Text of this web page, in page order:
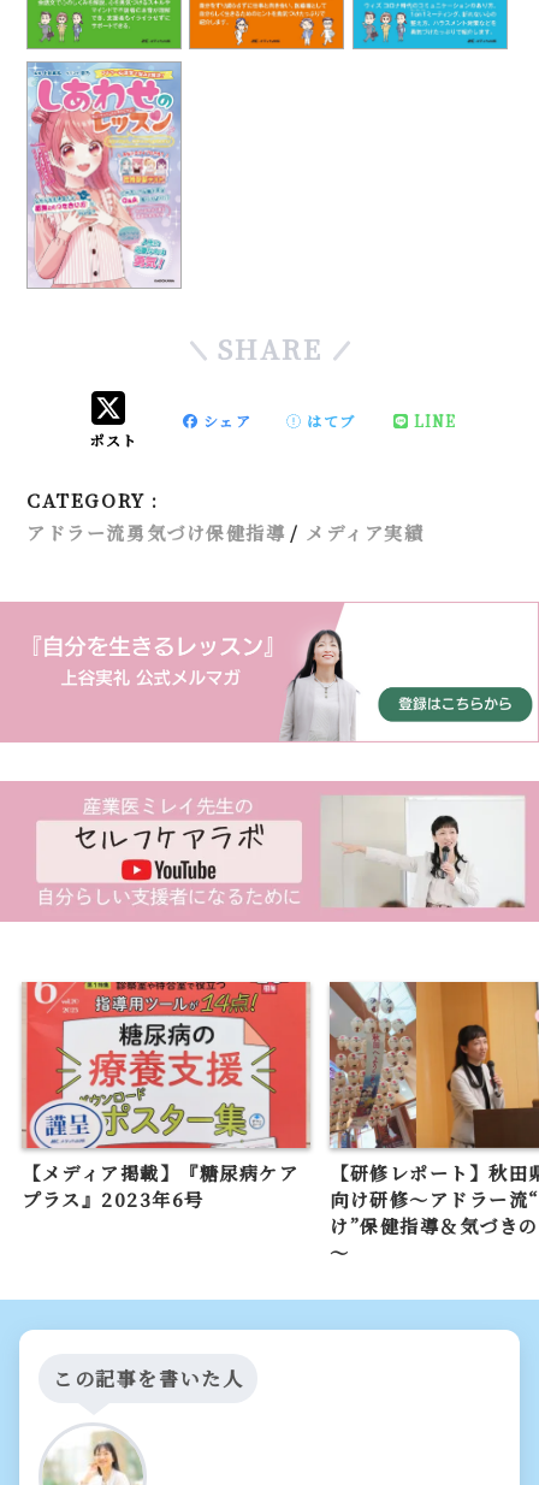
SHARE
ポスト
シェア はてブ LINE
CATEGORY :
アドラー流勇気づけ保健指導
メディア実績
【メディア掲載】『糖尿病ケア
プラス』2023年6号
【研修レポート】秋田
向け研修～アドラー流
け”保健指導＆気づき
～
この記事を書いた人